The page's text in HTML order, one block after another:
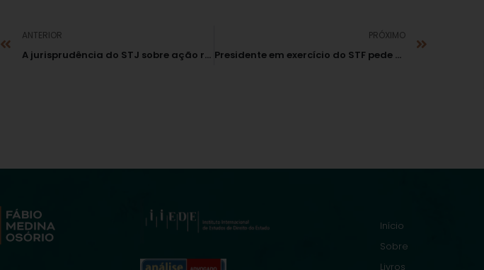
ANTERIOR
A jurisprudência do STJ sobre ação regressiva
PRÓXIMO
Presidente em exercício do STF pede manifestação do Congresso Nacional sobre distribuição do FPE
Início
Sobre
Livros